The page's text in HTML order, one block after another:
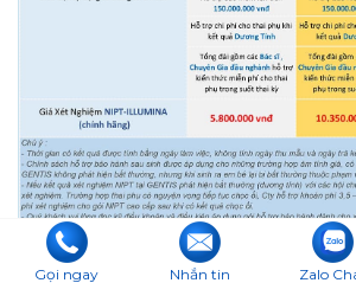
Gọi ngay Nhắn tin Zalo